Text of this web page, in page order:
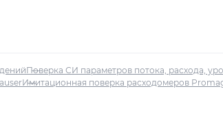
Поверка СИ параметров потока, расхода,
Имитационная поверка расходомеров